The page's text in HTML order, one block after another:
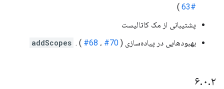
#63
)
پشتیبانی از مک کاتالیست
بهبودهایی در پیاده‌سازی
addScopes . ( #68 ، #70 )
۶.۰.۲